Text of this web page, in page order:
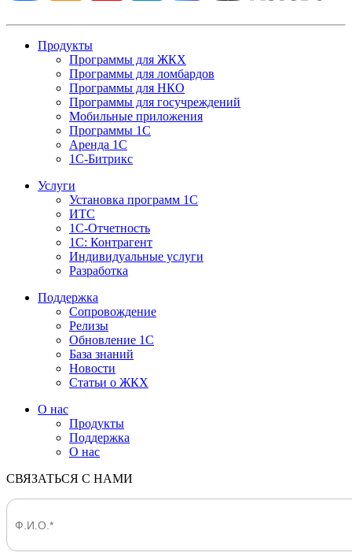
Продукты
Программы для ЖКХ
Программы для ломбардов
Программы для НКО
Программы для госучреждений
Мобильные приложения
Программы 1С
Аренда 1С
1С-Битрикс
Услуги
Установка программ 1С
ИТС
1С-Отчетность
1С: Контрагент
Индивидуальные услуги
Разработка
Поддержка
Сопровождение
Релизы
Обновление 1С
База знаний
Новости
Статьи о ЖКХ
О нас
Продукты
Поддержка
О нас
СВЯЗАТЬСЯ С НАМИ